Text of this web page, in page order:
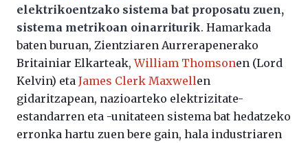
elektrikoentzako sistema bat proposatu zuen,
sistema metrikoan oinarriturik. Hamarkada
baten buruan, Zientziaren Aurrerapenerako
Britainiar Elkarteak,William Thomsonen (Lord
Kelvin) eta James Clerk Maxwellen
gidaritzapean, nazioarteko elektrizitate-
estandarren eta -unitateen sistema bat hedatzeko
erronka hartu zuen bere gain, hala industriaren